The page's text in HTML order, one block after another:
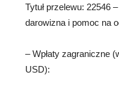
Tytuł przelewu: 22546
darowizna i pomoc na
– Wpłaty zagraniczne
USD):